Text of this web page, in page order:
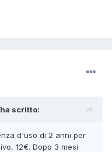
scritto:
d'uso di 2 anni per
12€. Dopo 3 mesi